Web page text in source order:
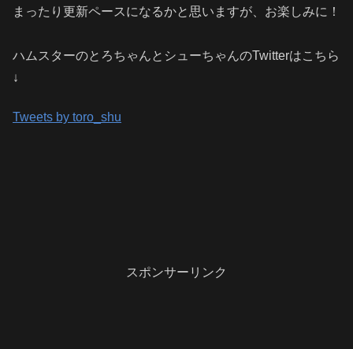
まったり更新ペースになるかと思いますが、お楽しみに！
ハムスターのとろちゃんとシューちゃんのTwitterはこちら
↓
Tweets by toro_shu
スポンサーリンク